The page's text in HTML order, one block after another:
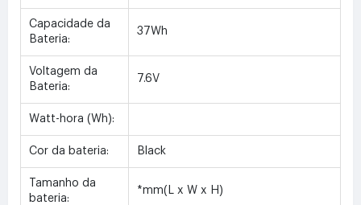
Capacidade da
Bateria:
37Wh
Voltagem da
Bateria:
7.6V
Watt-hora (Wh):
Cor da bateria: Black
Tamanho da
bateria:
*mm(L x W x H)